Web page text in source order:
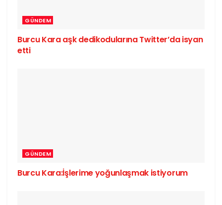
GÜNDEM
Burcu Kara aşk dedikodularına Twitter’da isyan
etti
GÜNDEM
Burcu Kara:İşlerime yoğunlaşmak istiyorum